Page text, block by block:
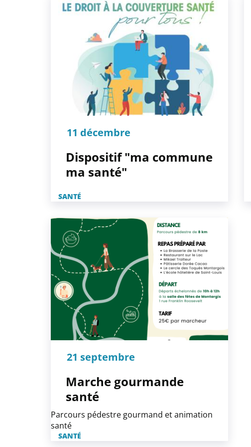
11 décembre
Dispositif "ma commune
ma santé"
SANTÉ
21 septembre
Marche gourmande
santé
Parcours pédestre gourmand et animation
santé
SANTÉ